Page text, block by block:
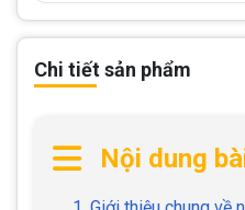
Chi tiết sản phẩm
Nội dung